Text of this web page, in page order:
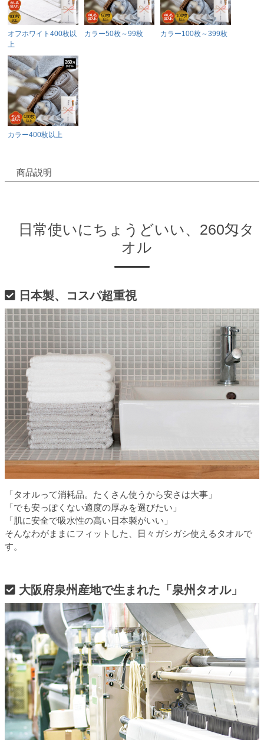
オフホワイト400枚以
上
カラー50枚～99枚 カラー100枚～399枚
カラー400枚以上
商品説明
日常使いにちょうどいい、260匁タ
オル
日本製、コスパ超重視
「タオルって消耗品。たくさん使うから安さは大事」
「でも安っぽくない適度の厚みを選びたい」
「肌に安全で吸水性の高い日本製がいい」
そんなわがままにフィットした、日々ガシガシ使えるタオルで
す。
大阪府泉州産地で生まれた「泉州タオル」